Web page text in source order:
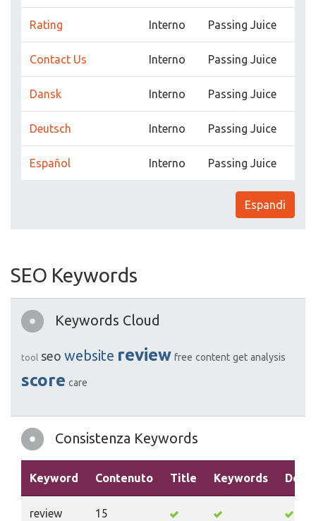
Rating Interno Passing Juice
Contact Us Interno Passing Juice
Dansk Interno Passing Juice
Deutsch Interno Passing Juice
Español Interno Passing Juice
Espandi
SEO Keywords
Keywords Cloud
tool seo website review free content get analysis
score care
Consistenza Keywords
Keyword Contenuto Title Keywords
review 15